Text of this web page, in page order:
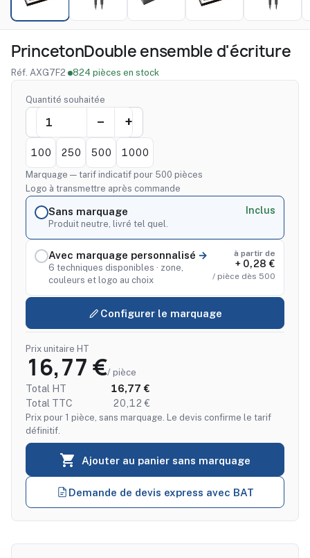
PrincetonDouble ensemble d'écriture
Réf. AXG7F2· 824 pièces en stock
Quantité souhaitée
100 250 500 1000
Marquage — tarif indicatif pour 500 pièces
Logo à transmettre après commande
Sans marquage
Produit neutre, livré tel quel.
Inclus
Avec marquage personnalisé
6 techniques disponibles · zone,
couleurs et logo au choix
à partir de
+ 0,28 €
/ pièce dès 500
Configurer le marquage
 Ajouter au panier sans marquage
Prix unitaire HT
16,77 €/ pièce
Total HT
16,77 €
Total TTC
20,12 €
Prix pour 1 pièce, sans marquage. Le devis confirme le tarif
définitif.
Demande de devis express avec BAT